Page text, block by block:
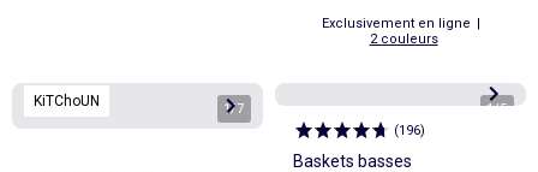
Exclusivement en ligne |
2 couleurs
KiTChoUN 1/7 1/5
(196)
Baskets basses